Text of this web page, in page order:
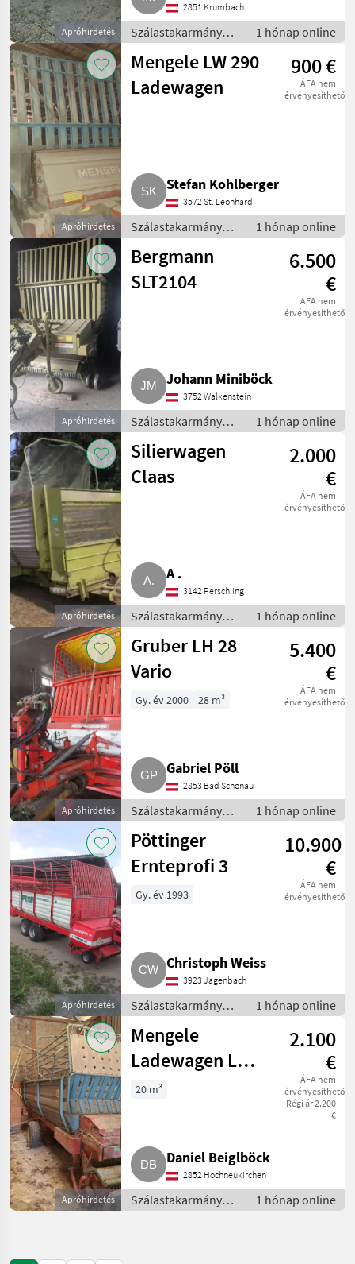
Apróhirdetés
2851 Krumbach
Szálastakarmány
betakarítók /
Rendfelszedő
pótkocsi
1 hónap online
Apróhirdetés
Mengele LW 290
Ladewagen
900 €
ÁFA nem
érvényesíthető
Stefan Kohlberger
3572 St. Leonhard
Szálastakarmány
betakarítók /
Rendfelszedő
pótkocsi
1 hónap online
Apróhirdetés
Bergmann
SLT2104
6.500
€
ÁFA nem
érvényesíthető
Johann Miniböck
3752 Walkenstein
Szálastakarmány
betakarítók /
Rendfelszedő
pótkocsi
1 hónap online
Apróhirdetés
Silierwagen
Claas
2.000
€
ÁFA nem
érvényesíthető
A .
3142 Perschling
Szálastakarmány
betakarítók /
Rendfelszedő
pótkocsi
1 hónap online
Apróhirdetés
Gruber LH 28
Vario
5.400
€
ÁFA nem
érvényesíthető
Gy. év 2000 28 m³
Gabriel Pöll
2853 Bad Schönau
Szálastakarmány
betakarítók /
Rendfelszedő
pótkocsi
1 hónap online
Apróhirdetés
Pöttinger
Ernteprofi 3
10.900
€
ÁFA nem
érvényesíthető
Gy. év 1993
Christoph Weiss
3923 Jagenbach
Szálastakarmány
betakarítók /
Rendfelszedő
pótkocsi
1 hónap online
Apróhirdetés
Mengele
Ladewagen LW
200 Duo
2.100
€
ÁFA nem
érvényesíthető
Régi ár 2.200
€
20 m³
Daniel Beiglböck
2852 Hochneukirchen
Szálastakarmány
betakarítók /
1 hónap online